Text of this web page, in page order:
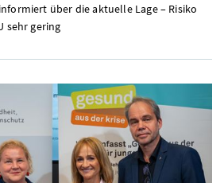
über die aktuelle Lage – Risiko
sehr gering